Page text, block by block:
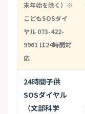
末年始を除く）※
こどもSOSダイ
ヤル 073-422-
9961 は24時間対
応
24時間子供
SOSダイヤル
（文部科学